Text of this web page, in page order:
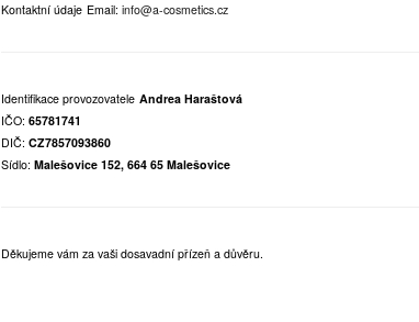
Kontaktní údaje Email: info@a-cosmetics.cz
Identifikace provozovatele Andrea Haraštová
IČO: 65781741
DIČ: CZ7857093860
Sídlo: Malešovice 152, 664 65 Malešovice
Děkujeme vám za vaši dosavadní přízeň a důvěru.